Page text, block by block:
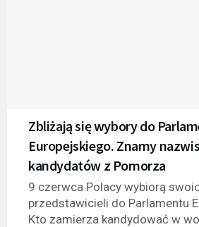
Zbliżają się wybory do
Europejskiego. Znamy
kandydatów z Pomorza
9 czerwca Polacy wybiorą
przedstawicieli do Parlamentu
Kto zamierza kandydować w